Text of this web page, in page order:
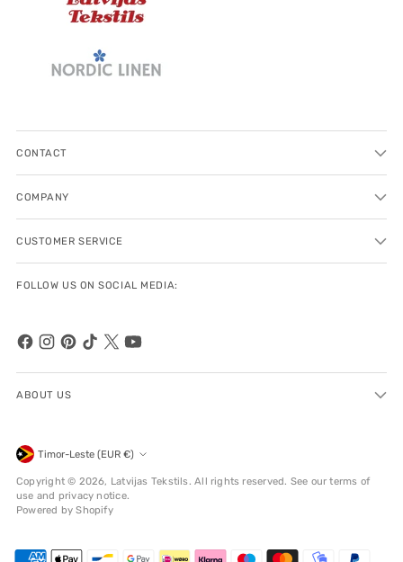
CONTACT
COMPANY
CUSTOMER SERVICE
FOLLOW US ON SOCIAL MEDIA:
ABOUT US
Currency Timor-Leste (EUR €)
Copyright © 2026, Latvijas Tekstils. All rights reserved. See our terms of
use and privacy notice.
Powered by Shopify